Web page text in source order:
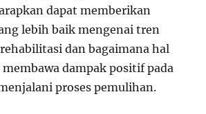
dapat memberikan
lebih baik mengenai tren
dan bagaimana hal
dampak positif pada
proses pemulihan.